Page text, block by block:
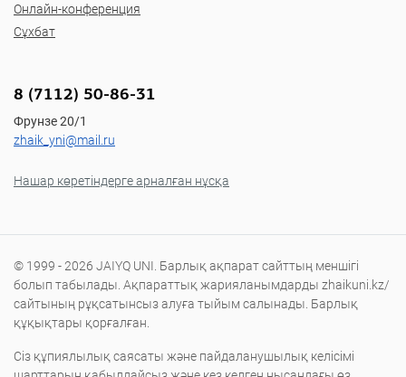
Онлайн-конференция
Сұхбат
8 (7112) 50-86-31
Фрунзе 20/1
zhaik_yni@mail.ru
Нашар көретіндерге арналған нұсқа
© 1999 - 2026 JAIYQ UNI. Барлық ақпарат сайттың меншігі
болып табылады. Ақпараттық жарияланымдарды zhaikuni.kz/
сайтының рұқсатынсыз алуға тыйым салынады. Барлық
құқықтары қорғалған.
Сіз құпиялылық саясаты және пайдаланушылық келісімі